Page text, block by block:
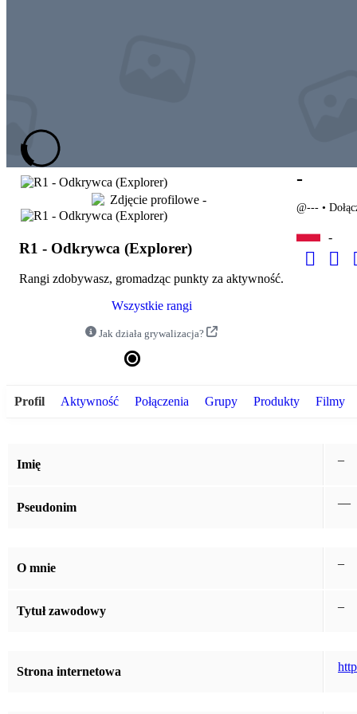
R1 - Odkrywca (Explorer)
Rangi zdobywasz, gromadząc punkty za aktywność.
Wszystkie rangi
Jak działa grywalizacja?
-
@--- •
-
Profil Aktywność Połączenia Grupy Produkty Filmy
Imię –
Pseudonim —
O mnie –
Tytuł zawodowy –
Strona internetowa